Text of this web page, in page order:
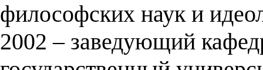
философских наук и
2002 – заведующий